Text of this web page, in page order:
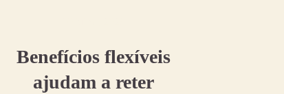
Benefícios flexíveis
ajudam a reter